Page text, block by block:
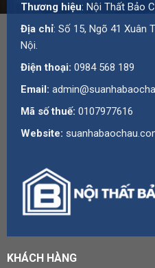
Thương hiệu: Nội Thất Bảo
Địa chỉ: Số 15, Ngõ 41 Xuân
Nội.
Điện thoại: 0984 568 189
Email:
Mã số thuế: 0107977616
Website:
KHÁCH HÀNG